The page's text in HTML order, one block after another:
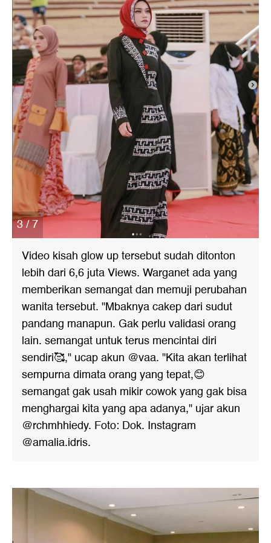
3 / 7
Video kisah glow up tersebut sudah ditonton
lebih dari 6,6 juta Views. Warganet ada yang
memberikan semangat dan memuji perubahan
wanita tersebut. "Mbaknya cakep dari sudut
pandang manapun. Gak perlu validasi orang
lain. semangat untuk terus mencintai diri
sendiri🥰," ucap akun @vaa. "Kita akan terlihat
sempurna dimata orang yang tepat,😊
semangat gak usah mikir cowok yang gak bisa
menghargai kita yang apa adanya," ujar akun
@rchmhhiedy. Foto: Dok. Instagram
@amalia.idris.